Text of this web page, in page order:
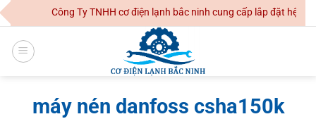
Skip
to
content
Công Ty TNHH cơ điện lạnh bắc ninh cung cấp lắp đặt hệ
máy nén danfoss csha150k